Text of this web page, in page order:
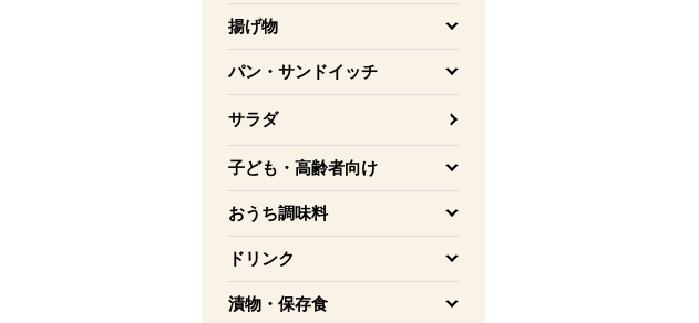
揚げ物
を開く
パン・サンドイッチ
を開く
サラダ
子ども・高齢者向け
を開く
おうち調味料
を開く
ドリンク
を開く
漬物・保存食
を開く